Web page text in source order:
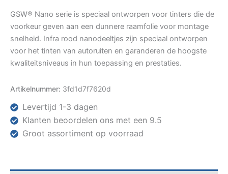
GSW® Nano serie is speciaal ontworpen voor tinters die de
voorkeur geven aan een dunnere raamfolie voor montage
snelheid. Infra rood nanodeeltjes zijn speciaal ontworpen
voor het tinten van autoruiten en garanderen de hoogste
kwaliteitsniveaus in hun toepassing en prestaties.
Artikelnummer: 3fd1d7f7620d
Levertijd 1-3 dagen
Klanten beoordelen ons met een 9.5
Groot assortiment op voorraad